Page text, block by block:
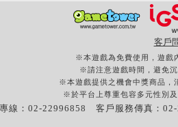
客戶
※本遊戲為免費使用，遊戲
※請注意遊戲時間，避免
※本遊戲提供之機會中獎商品，
※於平台上尊重包容多元性別
線：02-22996858 客戶服務傳真：